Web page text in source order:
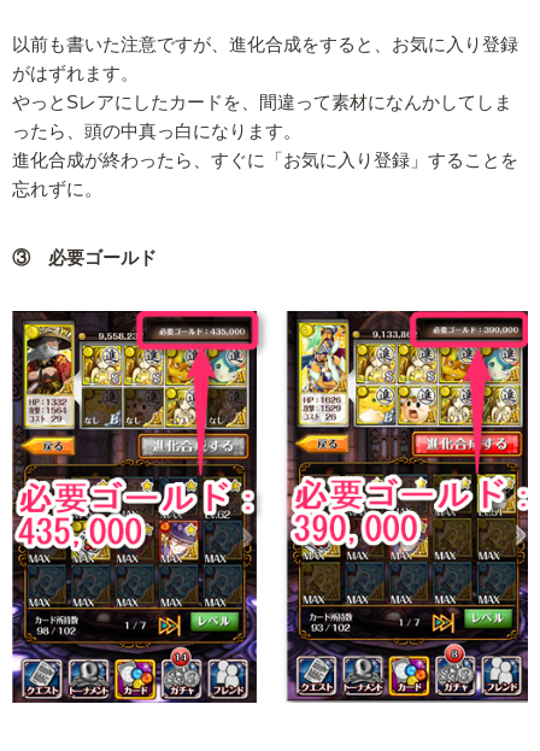
以前も書いた注意ですが、進化合成をすると、お気に入り登録
がはずれます。
やっとSレアにしたカードを、間違って素材になんかしてしま
ったら、頭の中真っ白になります。
進化合成が終わったら、すぐに「お気に入り登録」することを
忘れずに。
③ 必要ゴールド